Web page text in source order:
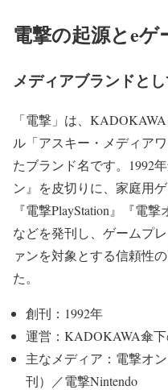
電撃の起源とe
メディアブランドとし
「電撃」は、
ル「アスキー・メディア
たブランド名です。 1992
ン』を皮切りに、家庭用
『電撃PlayStation』『電
などを発刊し、 ゲームプ
ァンを対象とする信頼性
た。
創刊：1992年
運営：KADOKAWA傘
主なメディア：電撃オ
刊）／電撃Nintendo